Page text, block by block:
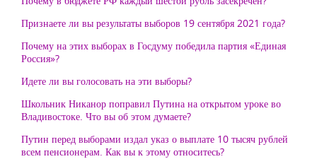
Признаете ли вы результаты выборов 19 сентября 2021 года?
Почему на этих выборах в Госдуму победила партия «Единая
Россия»?
Идете ли вы голосовать на эти выборы?
Школьник Никанор поправил Путина на открытом уроке во
Владивостоке. Что вы об этом думаете?
Путин перед выборами издал указ о выплате 10 тысяч рублей
всем пенсионерам. Как вы к этому относитесь?